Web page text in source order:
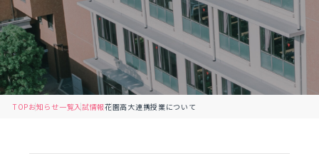
TOPお知らせ一覧入試情報花園高大連携授業について